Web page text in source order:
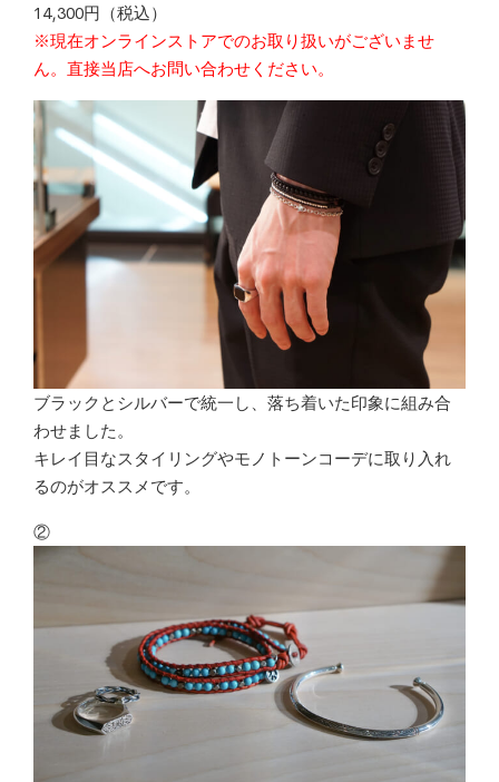
14,300円（税込）
※現在オンラインストアでのお取り扱いがございませ
ん。直接当 店へお問い合わせください。
ブラックとシルバーで統一し、落ち着いた印象に組み合
わせました。
キレイ目なスタイリングやモノトーンコーデに取り入れ
るのがオススメです。
②